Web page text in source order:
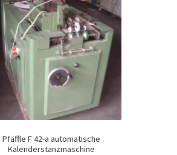
Pfäffle F 42-a automatische
Kalenderstanzmaschine